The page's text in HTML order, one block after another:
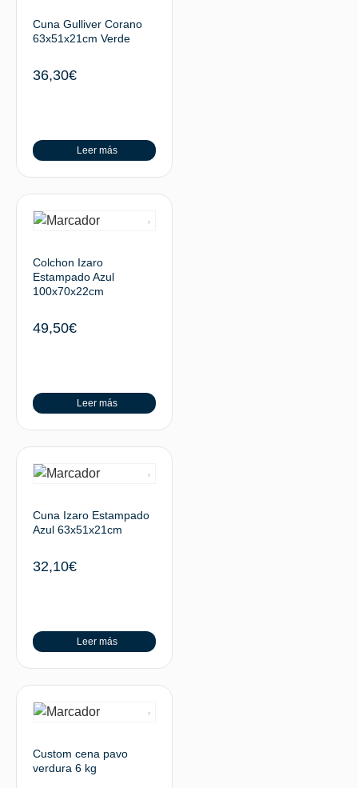
Cuna Gulliver Corano
63x51x21cm Verde
36,30€
Leer más
Colchon Izaro
Estampado Azul
100x70x22cm
49,50€
Leer más
Cuna Izaro Estampado
Azul 63x51x21cm
32,10€
Leer más
Custom cena pavo
verdura 6 kg